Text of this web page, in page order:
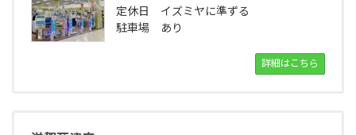
定休日 イズミヤに準ずる
駐車場 あり
詳細はこちら